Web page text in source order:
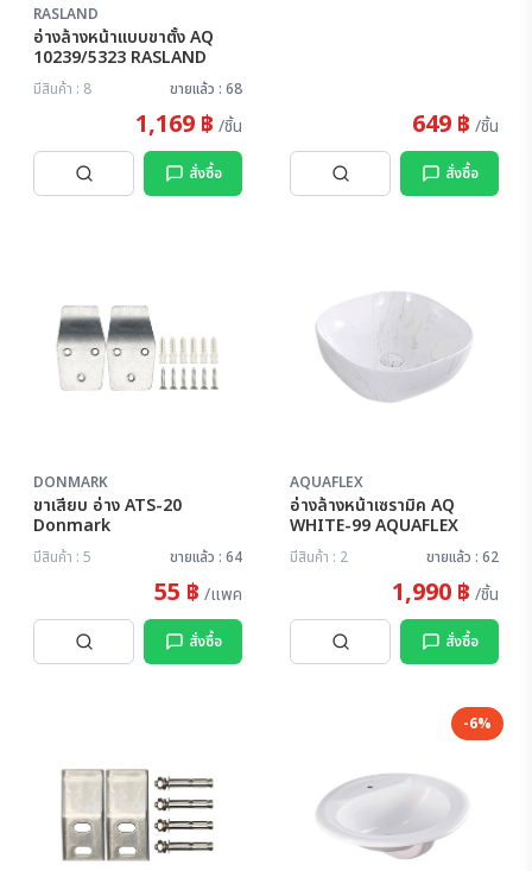
RASLAND
อ่างล้างหน้าแบบขาตั้ง AQ
10239/5323 RASLAND
มีสินค้า : 8 ขายแล้ว : 68
1,169 ฿ /ชิ้น
สั่งซื้อ
649 ฿ /ชิ้น
สั่งซื้อ
DONMARK
ขาเสียบ อ่าง ATS-20
Donmark
มีสินค้า : 5 ขายแล้ว : 64
55 ฿ /แพค
สั่งซื้อ
AQUAFLEX
อ่างล้างหน้าเซรามิค AQ
WHITE-99 AQUAFLEX
มีสินค้า : 2 ขายแล้ว : 62
1,990 ฿ /ชิ้น
สั่งซื้อ
-6%